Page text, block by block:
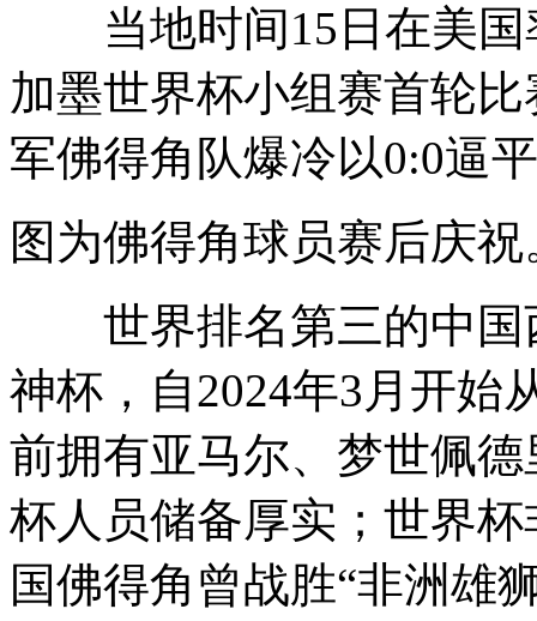
当地时间15日在美国
加墨世界杯小组赛首轮
军佛得角队爆冷以0:0逼
图为佛得角球员赛后庆
世界排名第三的中国
神杯，自2024年3月开始
前拥有亚马尔、梦世佩
杯人员储备厚实；世界
国佛得角曾战胜“非洲雄